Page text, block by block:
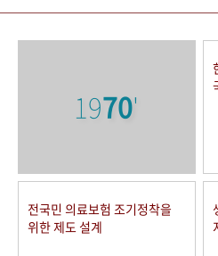
키워드로 보는 연구
사진 아카이브 문서 기록물
50+1 주년 기념
1970'
전국민 의료보험 조기정착을
위한 제도 설계